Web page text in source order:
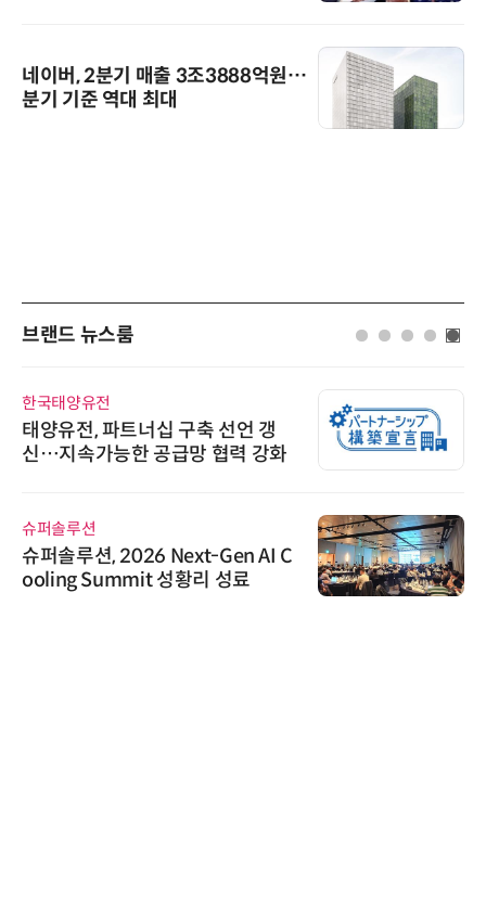
네이버, 2분기 매출 3조3888억원…
분기 기준 역대 최대
브랜드 뉴스룸
한국태양유전
태양유전, 파트너십 구축 선언 갱
신…지속가능한 공급망 협력 강화
슈퍼솔루션
슈퍼솔루션, 2026 Next-Gen AI C
ooling Summit 성황리 성료